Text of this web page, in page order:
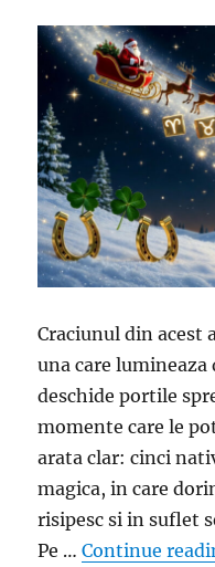
Craciunul din acest
una care
deschide portile
momente care le
arata clar: cinci
magica, in care
risipesc si in suflet
Pe …Continue